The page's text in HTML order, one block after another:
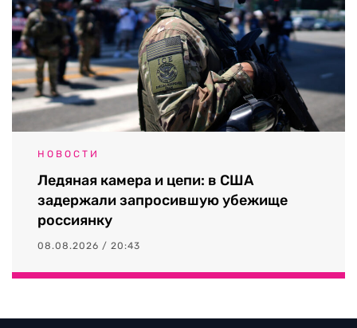
НОВОСТИ
Ледяная камера и цепи: в США
задержали запросившую убежище
россиянку
08.08.2026 / 20:43